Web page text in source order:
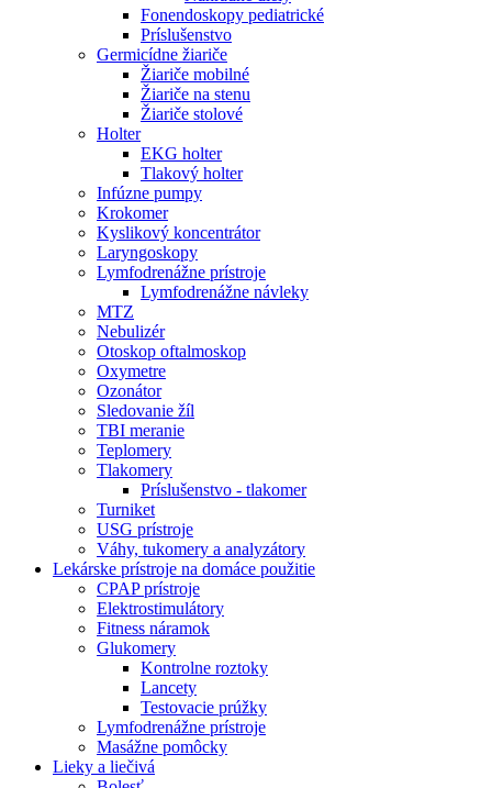
Fonendoskopy pediatrické
Príslušenstvo
Germicídne žiariče
Žiariče mobilné
Žiariče na stenu
Žiariče stolové
Holter
EKG holter
Tlakový holter
Infúzne pumpy
Krokomer
Kyslikový koncentrátor
Laryngoskopy
Lymfodrenážne prístroje
Lymfodrenážne návleky
MTZ
Nebulizér
Otoskop oftalmoskop
Oxymetre
Ozonátor
Sledovanie žíl
TBI meranie
Teplomery
Tlakomery
Príslušenstvo - tlakomer
Turniket
USG prístroje
Váhy, tukomery a analyzátory
Lekárske prístroje na domáce použitie
CPAP prístroje
Elektrostimulátory
Fitness náramok
Glukomery
Kontrolne roztoky
Lancety
Testovacie prúžky
Lymfodrenážne prístroje
Masážne pomôcky
Lieky a liečivá